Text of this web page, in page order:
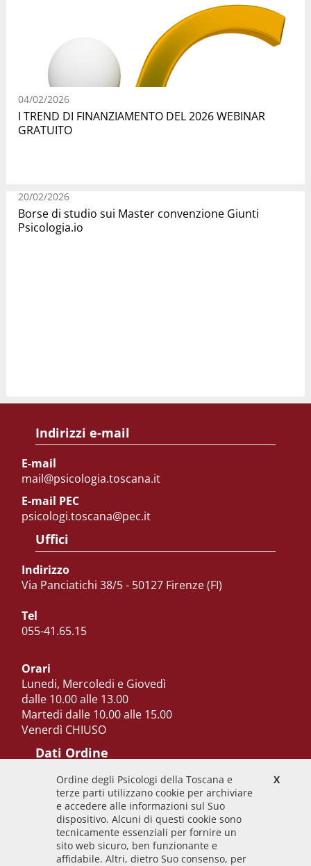
04/02/2026
I TREND DI FINANZIAMENTO DEL 2026 WEBINAR
GRATUITO
20/02/2026
Borse di studio sui Master convenzione Giunti
Psicologia.io
Indirizzi e-mail
E-mail
mail@psicologia.toscana.it
E-mail PEC
psicologi.toscana@pec.it
Uffici
Indirizzo
Via Panciatichi 38/5 - 50127 Firenze (FI)
Tel
055-41.65.15
Orari
Lunedi, Mercoledi e Giovedì
dalle 10.00 alle 13.00
Martedi dalle 10.00 alle 15.00
Venerdì CHIUSO
Dati Ordine
Codice Fiscale
92009700458
Codice IPA
odpt_to
X
Ordine degli Psicologi della Toscana e
terze parti utilizzano cookie per archiviare
e accedere alle informazioni sul Suo
dispositivo. Alcuni di questi cookie sono
tecnicamente essenziali per fornire un
sito web sicuro, ben funzionante e
affidabile. Altri, dietro Suo consenso, per